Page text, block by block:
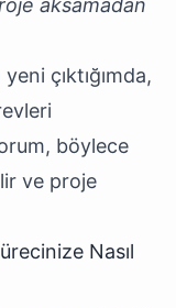
aksamadan
çıktığımda,
böylece
ve proje
Nasıl